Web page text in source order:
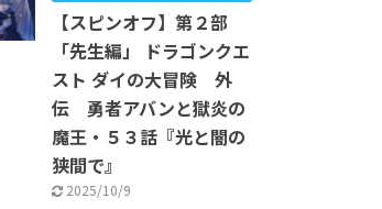
【スピンオフ】第２部
「先生編」 ドラゴンクエ
スト ダイの大冒険 外
伝 勇者アバンと獄炎の
魔王・５３話『光と闇の
狭間で』
2025/10/9